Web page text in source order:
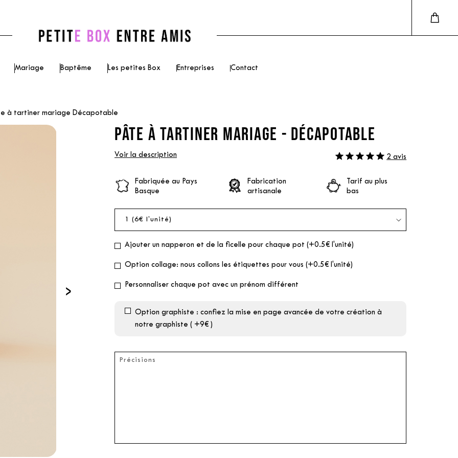
Mariage Baptême Les petites Box Entreprises Contact
à tartiner mariage Décapotable
›
PÂTE À TARTINER MARIAGE - DÉCAPOTABLE
Voir la description 2 avis
Fabriquée au Pays
Basque
Fabrication
artisanale
Tarif au plus
bas
Ajouter un napperon et de la ficelle pour chaque pot (+0.5€ l'unité)
Option collage: nous collons les étiquettes pour vous (+0.5€ l'unité)
Personnaliser chaque pot avec un prénom différent
Option graphiste : confiez la mise en page avancée de votre création à
notre graphiste ( +9€ )